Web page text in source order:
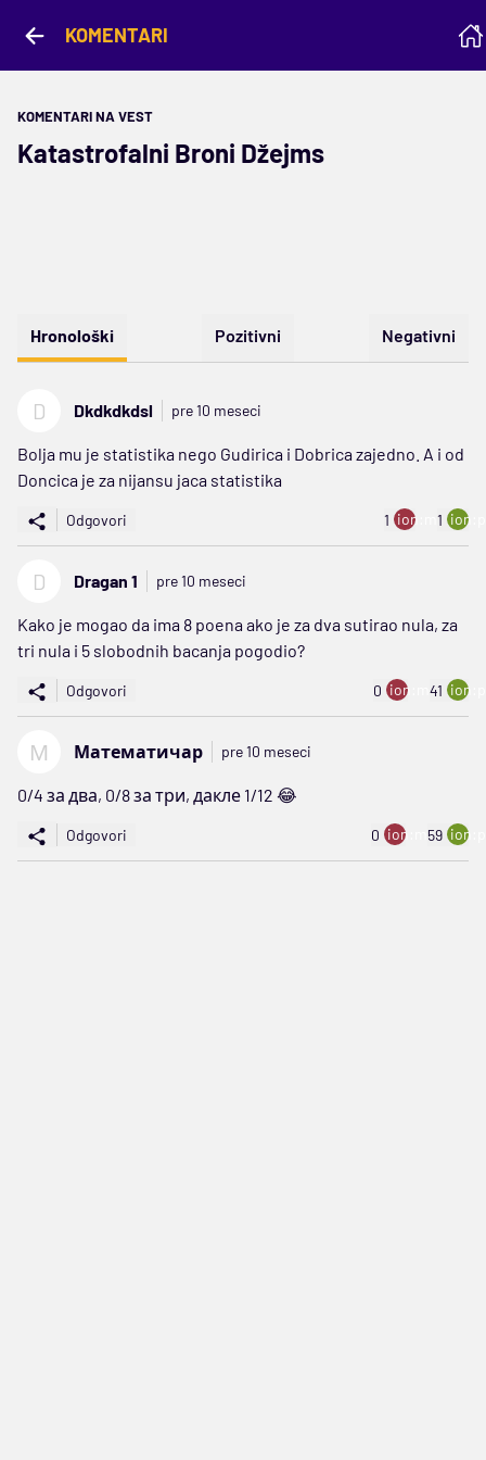
KOMENTARI
KOMENTARI NA VEST
Katastrofalni Broni Džejms
Hronološki Pozitivni Negativni
D Dkdkdkdsl pre 10 meseci
Bolja mu je statistika nego Gudirica i Dobrica zajedno. A i od
Doncica je za nijansu jaca statistika
Odgovori 1 ion:minus
1
D Dragan 1 pre 10 meseci
Kako je mogao da ima 8 poena ako je za dva sutirao nula, za
tri nula i 5 slobodnih bacanja pogodio?
Odgovori 0 ion:minus
41
М Математичар pre 10 meseci
0/4 за два, 0/8 за три, дакле 1/12 😂
Odgovori 0 ion:minus
59